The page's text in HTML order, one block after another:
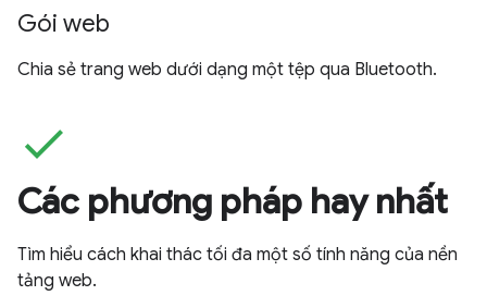
Gói web
Chia sẻ trang web dưới dạng một tệp qua Bluetooth.
check
Các phương pháp hay nhất
Tìm hiểu cách khai thác tối đa một số tính năng của nền
tảng web.